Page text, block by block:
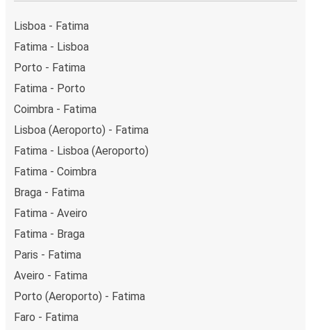
Lisboa - Fatima
Fatima - Lisboa
Porto - Fatima
Fatima - Porto
Coimbra - Fatima
Lisboa (Aeroporto) - Fatima
Fatima - Lisboa (Aeroporto)
Fatima - Coimbra
Braga - Fatima
Fatima - Aveiro
Fatima - Braga
Paris - Fatima
Aveiro - Fatima
Porto (Aeroporto) - Fatima
Faro - Fatima